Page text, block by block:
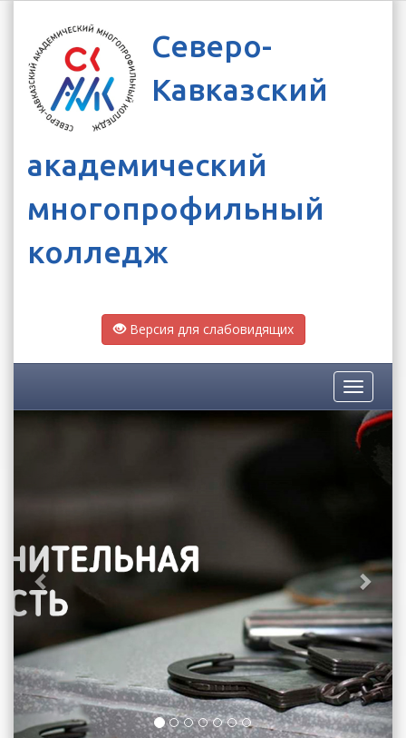
Северо-
Кавказский
академический
многопрофильный
колледж
Версия для слабовидящих
Toggle
Previous Next